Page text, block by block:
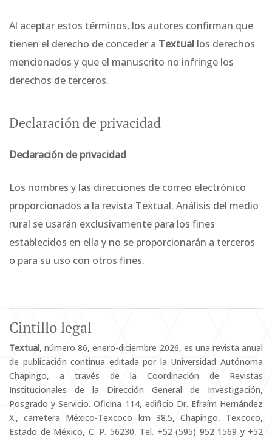
Al aceptar estos términos, los autores confirman que
tienen el derecho de conceder a Textual los derechos
mencionados y que el manuscrito no infringe los
derechos de terceros.
Declaración de privacidad
Declaración de privacidad
Los nombres y las direcciones de correo electrónico
proporcionados a la revista Textual. Análisis del medio
rural se usarán exclusivamente para los fines
establecidos en ella y no se proporcionarán a terceros
o para su uso con otros fines.
Cintillo legal
Textual, número 86, enero-diciembre 2026, es una revista anual
de publicación continua editada por la Universidad Autónoma
Chapingo, a través de la Coordinación de Revistas
Institucionales de la Dirección General de Investigación,
Posgrado y Servicio. Oficina 114, edificio Dr. Efraím Hernández
X., carretera México-Texcoco km 38.5, Chapingo, Texcoco,
Estado de México, C. P. 56230, Tel. +52 (595) 952 1569 y +52